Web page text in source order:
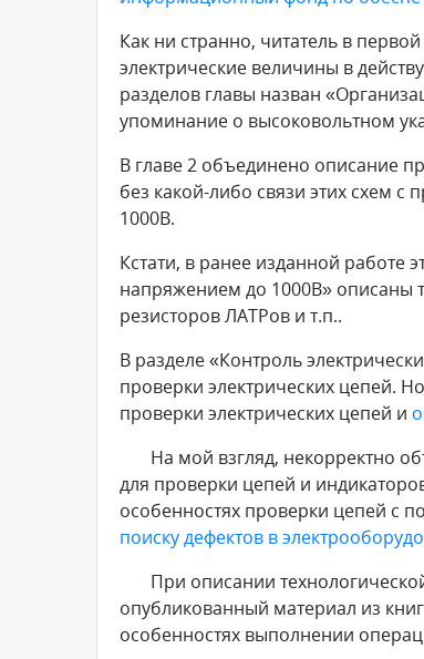
Как ни странно, читатель в
электрические величины в
разделов главы назван
упоминание о высоковольтном
В главе 2 объединено описание
без какой-либо связи этих схем
1000В.
Кстати, в ранее изданной работе
напряжением до 1000В» описаны
резисторов ЛАТРов и т.п..
В разделе «Контроль
проверки электрических цепей.
проверки электрических цепей и
На мой взгляд, некорректно
для проверки цепей и
особенностях проверки цепей с
поиску дефектов в
При описании
опубликованный материал из
особенностях выполнении